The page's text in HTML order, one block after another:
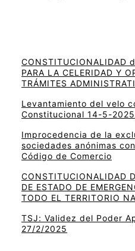
CONSTITUCIONALIDAD
PARA LA CELERIDAD Y
TRÁMITES
Levantamiento del velo
Constitucional 14-5-2025
Improcedencia de la
sociedades anónimas
Código de Comercio
CONSTITUCIONALIDAD
DE ESTADO DE
TODO EL TERRITORIO
TSJ: Validez del Poder
27/2/2025